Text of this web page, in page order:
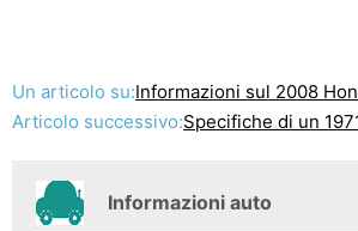
Un articolo su:Informazioni sul 2008
Articolo successivo:Specifiche di un
Informazioni auto